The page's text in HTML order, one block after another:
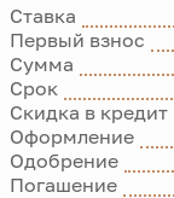
Ставка
Первый взнос
Сумма
Срок
Скидка в кредит
Оформление
Одобрение
Погашение